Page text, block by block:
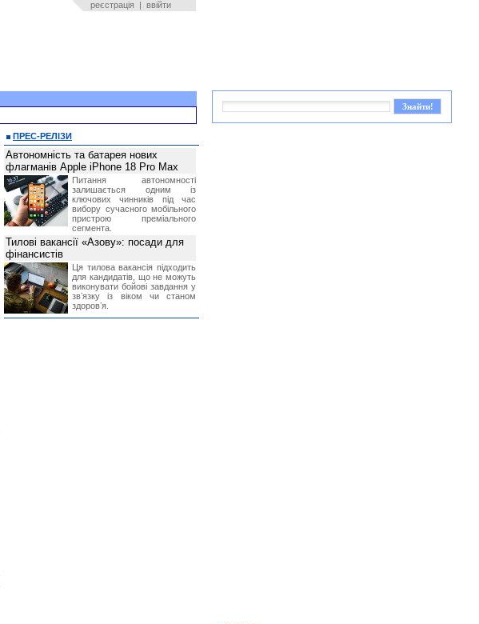
реєстрація | ввійти
ПРЕС-РЕЛІЗИ
Автономність та батарея нових
флагманів Apple iPhone 18 Pro Max
Питання автономності
залишається одним із
ключових чинників під час
вибору сучасного мобільного
пристрою преміального
сегмента.
Тилові вакансії «Азову»: посади для
фінансистів
Ця тилова вакансія підходить
для кандидатів, що не можуть
виконувати бойові завдання у
звʼязку із віком чи станом
здоровʼя.